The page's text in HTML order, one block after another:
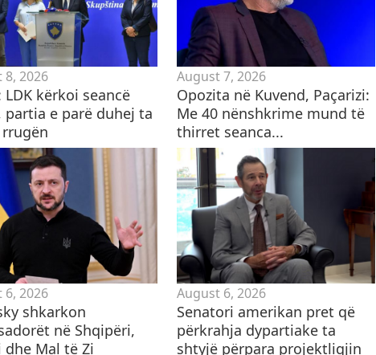
8, 2026
LDK kërkoi seancë
partia e parë duhej ta
August 7, 2026
Opozita në Kuvend, Paçarizi:
Me 40 nënshkrime mund të
thirret seanca...
6, 2026
shkarkon
në Shqipëri,
dhe Mal të Zi
August 6, 2026
Senatori amerikan pret që
përkrahja dypartiake ta
shtyjë përpara projektligjin